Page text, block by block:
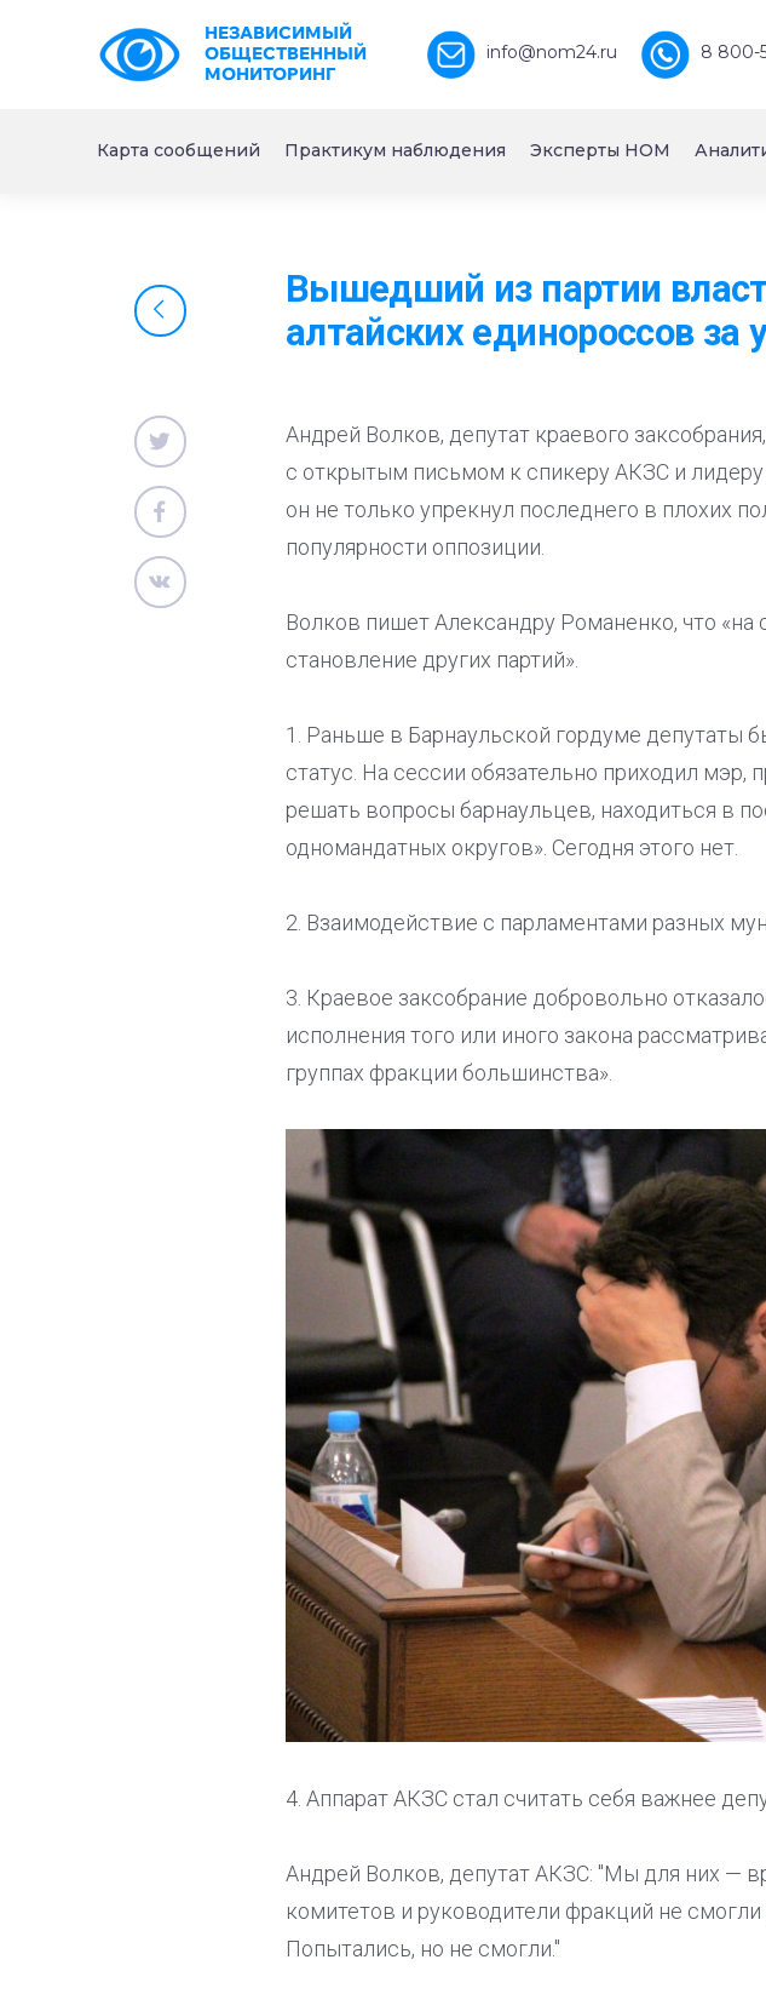
НЕЗАВИСИМЫЙ
ОБЩЕСТВЕННЫЙ
МОНИТОРИНГ
info@nom24.ru 8 800-
Карта сообщений Практикум наблюдения Эксперты НОМ
Вышедший из партии
алтайских единороссов за
Андрей Волков, депутат краевого
с открытым письмом к спикеру АКЗС и
он не только упрекнул последнего в плохих
популярности оппозиции.
Волков пишет Александру Романенко, что
становление других партий».
1. Раньше в Барнаульской гордуме депутаты
статус. На сессии обязательно приходил мэр,
решать вопросы барнаульцев, находиться в
одномандатных округов». Сегодня этого нет.
2. Взаимодействие с парламентами разных
3. Краевое заксобрание добровольно
исполнения того или иного закона
группах фракции большинства».
4. Аппарат АКЗС стал считать себя важнее
Андрей Волков, депутат АКЗС: "Мы для них —
комитетов и руководители фракций не
Попытались, но не смогли."